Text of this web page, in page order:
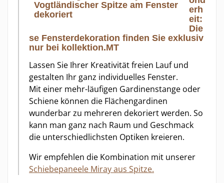
erh
eit:
Die
se Fensterdekoration finden Sie exklusiv
nur bei kollektion.MT
Lassen Sie Ihrer Kreativität freien Lauf und
gestalten Ihr ganz individuelles Fenster.
Mit einer mehr-läufigen Gardinenstange oder
Schiene können die Flächengardinen
wunderbar zu mehreren dekoriert werden. So
kann man ganz nach Raum und Geschmack
die unterschiedlichsten Optiken kreieren.
Wir empfehlen die Kombination mit unserer
Schiebepaneele Miray aus Spitze.